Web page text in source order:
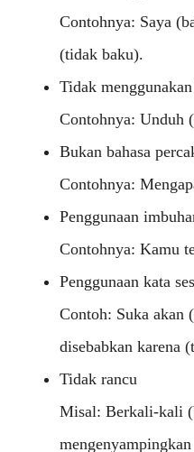
Contohnya: Saya
(tidak baku).
Tidak
Contohnya: Unduh
Bukan bahasa
Contohnya:
Penggunaan
Contohnya: Kamu
Penggunaan kata
Contoh: Suka akan
disebabkan karena
Tidak rancu
Misal: Berkali-kali